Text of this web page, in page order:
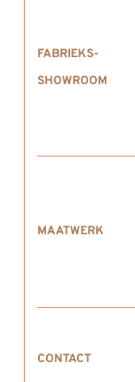
FABRIEKS-
SHOWROOM
MAATWERK
CONTACT